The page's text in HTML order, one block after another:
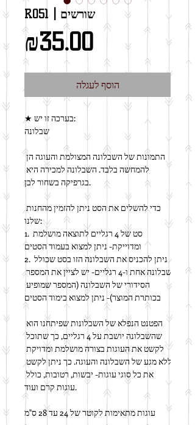
R051 | שורשים
₪35.00מחיר
הוסף לעגלה
★ בערכה זו יש:
שבלונה
התמונות של השבלונה המצולמת והעוגה הן
בגרפיקה בשחור לבן.
כדי להשלים את הסט ניתן להזמין מהחנות
שלנו:
1. סט של 4 רגליים לתוצאה מושלמת
ומדוייקת- ניתן למצוא בעמוד הסטים
2. ניתן להכניס את השבלונה הזו בסט שכולל
שבלונה אחת ו-4 רגליים- יש לציין את המספר
בכותרת המוצר)- ניתן למצוא בימוד הסטים
שהשבלונה יושבת על 4 רגליים, כך שתוכל
ללא מגע של השבלונה והעוגה. כך ניתן לקשט
עוגות קרם ועוד.
עוגות מתאימות לקוטר של 24 עד 28 ס"מ